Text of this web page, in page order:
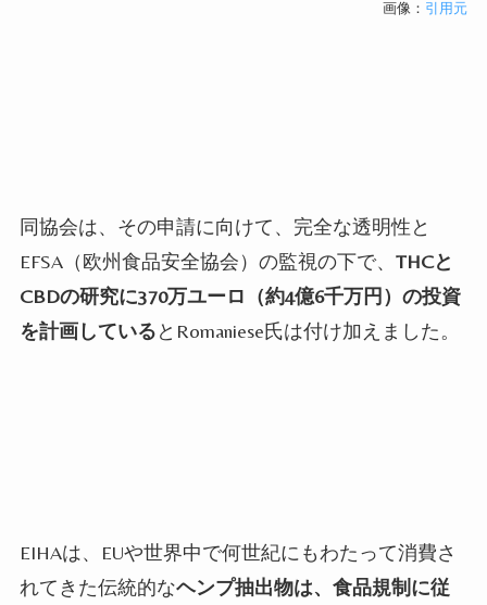
画像： 引用元
同協会は、その申請に向けて、完全な透明性と
EFSA（欧州食品安全協会）の監視の下で、 THCと
CBDの研究に370万ユーロ（約4億6千万円）の投資
を計画しているとRomaniese氏は付け加えました。
EIHAは、EUや世界中で何世紀にもわたって消費さ
れてきた伝統的なヘンプ抽出物は、食品規制に従